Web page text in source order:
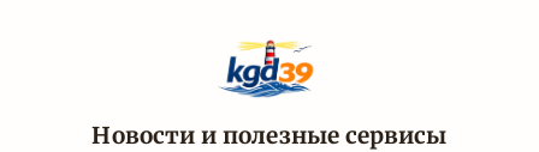
Новости и полезные сервисы